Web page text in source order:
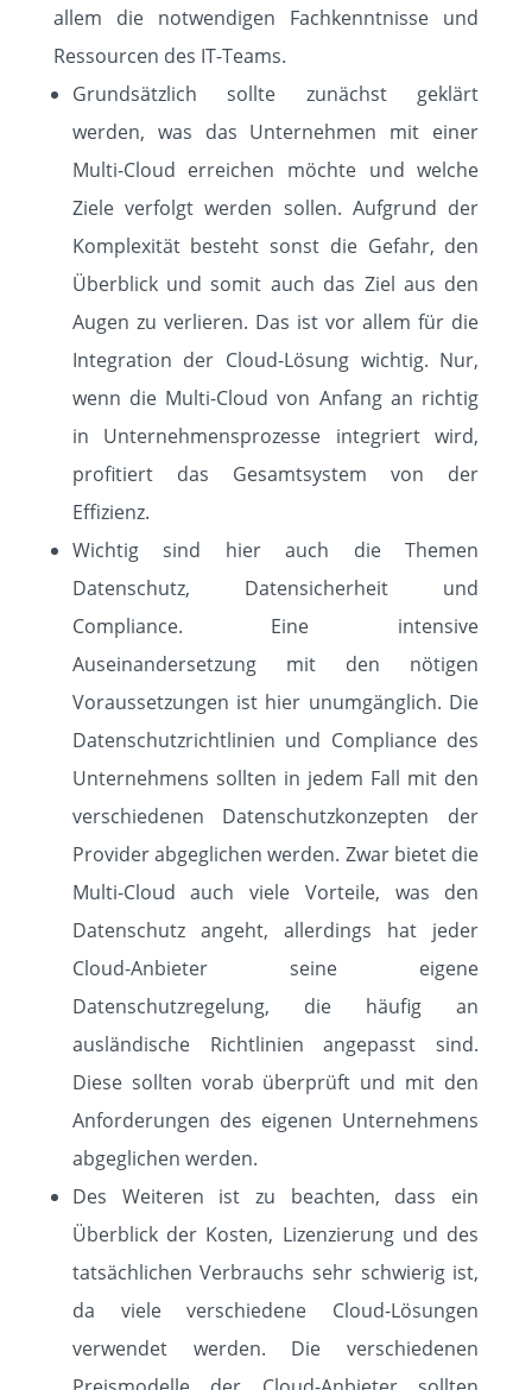
allem die notwendigen Fachkenntnisse und
Ressourcen des IT-Teams.
Grundsätzlich sollte zunächst geklärt
werden, was das Unternehmen mit einer
Multi-Cloud erreichen möchte und welche
Ziele verfolgt werden sollen. Aufgrund der
Komplexität besteht sonst die Gefahr, den
Überblick und somit auch das Ziel aus den
Augen zu verlieren. Das ist vor allem für die
Integration der Cloud-Lösung wichtig. Nur,
wenn die Multi-Cloud von Anfang an richtig
in Unternehmensprozesse integriert wird,
profitiert das Gesamtsystem von der
Effizienz.
Wichtig sind hier auch die Themen
Datenschutz, Datensicherheit und
Compliance. Eine intensive
Auseinandersetzung mit den nötigen
Voraussetzungen ist hier unumgänglich. Die
Datenschutzrichtlinien und Compliance des
Unternehmens sollten in jedem Fall mit den
verschiedenen Datenschutzkonzepten der
Provider abgeglichen werden. Zwar bietet die
Multi-Cloud auch viele Vorteile, was den
Datenschutz angeht, allerdings hat jeder
Cloud-Anbieter seine eigene
Datenschutzregelung, die häufig an
ausländische Richtlinien angepasst sind.
Diese sollten vorab überprüft und mit den
Anforderungen des eigenen Unternehmens
abgeglichen werden.
Des Weiteren ist zu beachten, dass ein
Überblick der Kosten, Lizenzierung und des
tatsächlichen Verbrauchs sehr schwierig ist,
da viele verschiedene Cloud-Lösungen
verwendet werden. Die verschiedenen